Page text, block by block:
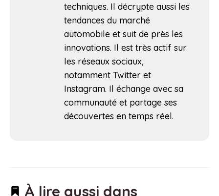
techniques. Il décrypte aussi les
tendances du marché
automobile et suit de près les
innovations. Il est très actif sur
les réseaux sociaux,
notamment Twitter et
Instagram. Il échange avec sa
communauté et partage ses
découvertes en temps réel.
À lire aussi dans